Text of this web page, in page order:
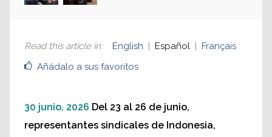
DDDH celebrado en Yakarta
Añádalo a sus favoritos
Read this article in: English Español Français
30 junio, 2026 Del 23 al 26 de junio,
representantes sindicales de Indonesia,